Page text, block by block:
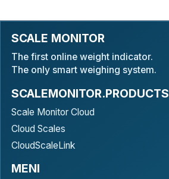
SCALE MONITOR
The first online weight indicator.
The only smart weighing system.
SCALEMONITOR.PRODUCTS
Scale Monitor Cloud
Cloud Scales
CloudScaleLink
MENI